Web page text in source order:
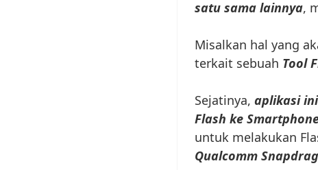
satu sama lainnya,
Misalkan hal yang
terkait sebuah Tool
Sejatinya, aplikasi
Flash ke
untuk melakukan
Qualcomm